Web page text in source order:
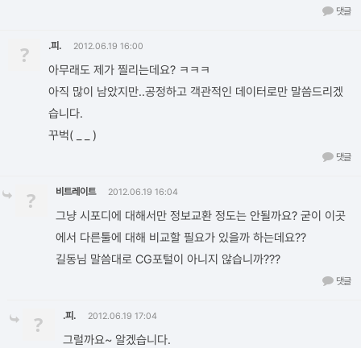
댓글
? .피. 2012.06.19 16:00
아무래도 제가 찔리는데요? ㅋㅋㅋ
아직 많이 남았지만..공정하고 객관적인 데이터로만 말씀드리겠
습니다.
꾸벅( _ _ )
댓글
? 비트레이트 2012.06.19 16:04
그냥 시포디에 대해서만 정보교환 정도는 안될까요? 굳이 이곳
에서 다른툴에 대해 비교할 필요가 있을까 하는데요??
길동님 말씀대로 CG포털이 아니지 않습니까???
댓글
? .피. 2012.06.19 17:04
그럴까요~ 알겠습니다.